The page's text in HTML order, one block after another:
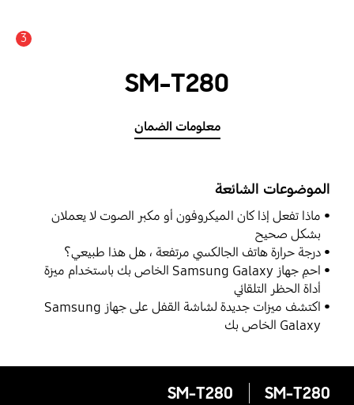
3
SM-T280
معلومات الضمان
الموضوعات الشائعة
ماذا تفعل إذا كان الميكروفون أو مكبر الصوت لا يعملان
بشكل صحيح
درجة حرارة هاتف الجالكسي مرتفعة ، هل هذا طبيعي؟
احمِ جهاز Samsung Galaxy الخاص بك باستخدام ميزة
أداة الحظر التلقائي
اكتشف ميزات جديدة لشاشة القفل على جهاز Samsung
Galaxy الخاص بك
SM-T280
SM-T280